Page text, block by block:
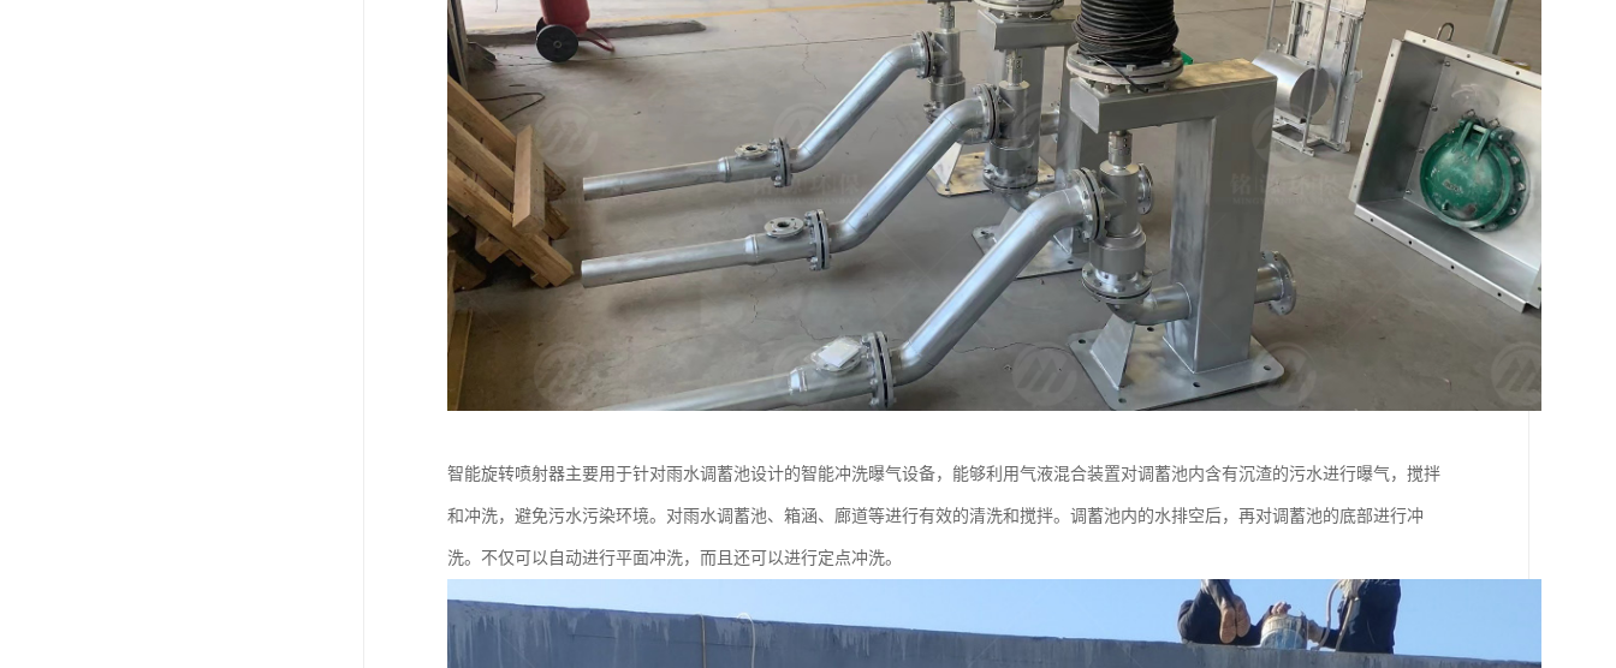
智能旋转喷射器主要用于针对雨水调蓄池设计的智能冲洗曝气设备，能够利用气液混合装置对调蓄池内含有沉渣的污水进行曝气，搅拌
和冲洗，避免污水污染环境。对雨水调蓄池、箱涵、廊道等进行有效的清洗和搅拌。调蓄池内的水排空后，再对调蓄池的底部进行冲
洗。不仅可以自动进行平面冲洗，而且还可以进行定点冲洗。